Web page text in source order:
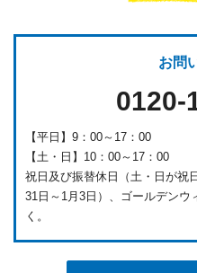
お問
0120-
【平日】9：00～17：00
【土・日】10：00～17：00
祝日及び振替休日（土・日が祝
31日～1月3日）、ゴールデンウ
く。